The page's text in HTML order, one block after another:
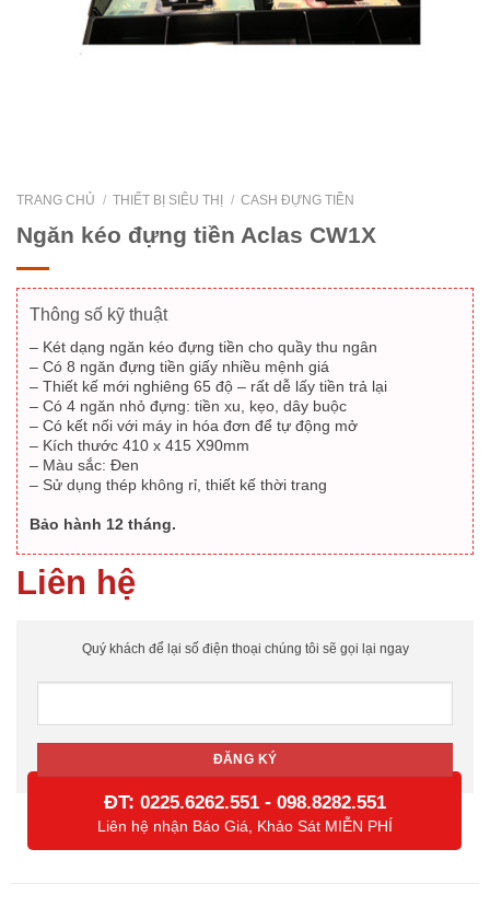
TRANG CHỦ / THIẾT BỊ SIÊU THỊ / CASH ĐỰNG TIỀN
Ngăn kéo đựng tiền Aclas CW1X
Thông số kỹ thuật
– Két dạng ngăn kéo đựng tiền cho quầy thu ngân
– Có 8 ngăn đựng tiền giấy nhiều mệnh giá
– Thiết kế mới nghiêng 65 độ – rất dễ lấy tiền trả lại
– Có 4 ngăn nhỏ đựng: tiền xu, kẹo, dây buộc
– Có kết nối với máy in hóa đơn để tự động mở
– Kích thước 410 x 415 X90mm
– Màu sắc: Đen
– Sử dụng thép không rỉ, thiết kế thời trang
Bảo hành 12 tháng.
Liên hệ
Quý khách để lại số điện thoại chúng tôi sẽ gọi lại ngay
ĐT: 0225.6262.551 - 098.8282.551
Liên hệ nhận Báo Giá, Khảo Sát MIỄN PHÍ